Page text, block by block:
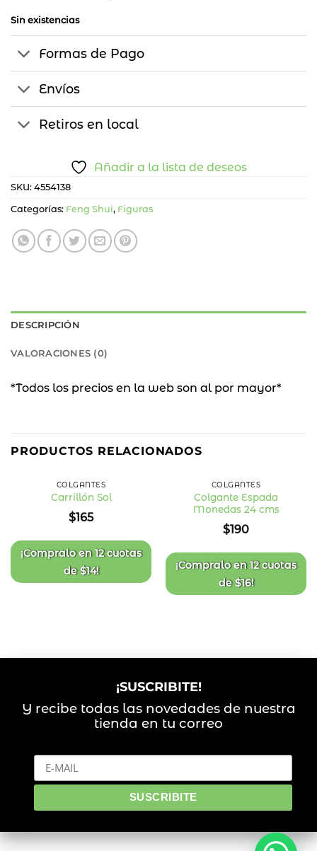
Sin existencias
Formas de Pago
Envíos
Retiros en local
Añadir a la lista de deseos
SKU: 4554138
Categorías: Feng Shui, Figuras
DESCRIPCIÓN
VALORACIONES (0)
*Todos los precios en la web son al por mayor*
PRODUCTOS RELACIONADOS
de
deseos
COLGANTES
Carrillón Sol
$165
¡Compralo en12 cuotas
de$14!
Añadir
COLGANTES
Colgante Espada
Monedas 24 cms
$190
¡Compralo en12 cuotas
de$16!
¡SUSCRIBITE!
Y recibe todas las novedades de nuestra
tienda en tu correo